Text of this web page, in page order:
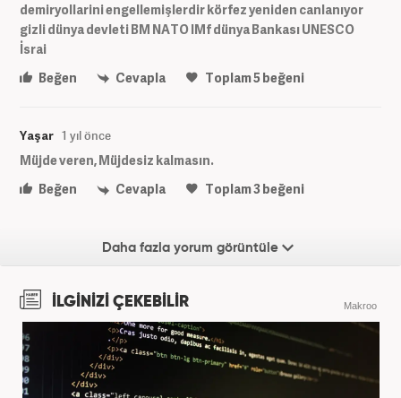
demiryollarini engellemişlerdir körfez yeniden canlanıyor
gizli dünya devleti BM NATO IMf dünya Bankası UNESCO
İsrai
Beğen
Cevapla Toplam5beğeni
Yaşar 1 yıl önce
Müjde veren, Müjdesiz kalmasın.
Beğen
Cevapla Toplam3beğeni
Daha fazla yorum görüntüle
İLGİNİZİ ÇEKEBİLİR Makroo